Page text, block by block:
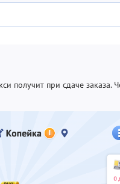
получит при сдаче заказа.